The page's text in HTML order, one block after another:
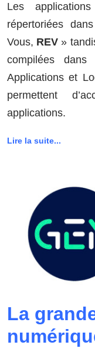
Les
répertoriées
Vous, REV »
compilées
Applications et
permettent
applications.
Lire la suite...
La